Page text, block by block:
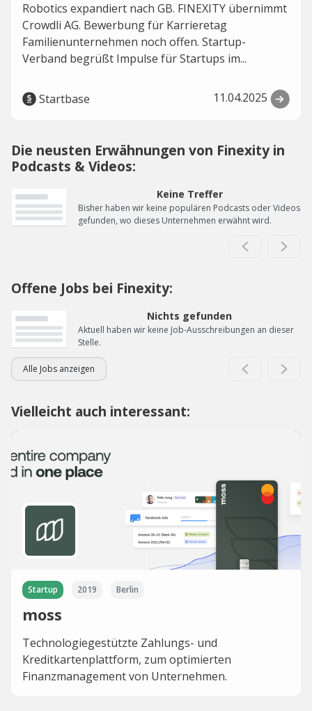
Robotics expandiert nach GB. FINEXITY übernimmt
Crowdli AG. Bewerbung für Karrieretag
Familienunternehmen noch offen. Startup-
Verband begrüßt Impulse für Startups im...
Startbase 11.04.2025
Die neusten Erwähnungen von Finexity in
Podcasts & Videos:
Keine Treffer
Bisher haben wir keine populären Podcasts oder Videos
gefunden, wo dieses Unternehmen erwähnt wird.
Offene Jobs bei Finexity:
Nichts gefunden
Aktuell haben wir keine Job-Ausschreibungen an dieser
Stelle.
Alle Jobs anzeigen
Vielleicht auch interessant:
Startup 2019 Berlin
moss
Technologiegestützte Zahlungs- und
Kreditkartenplattform, zum optimierten
Finanzmanagement von Unternehmen.